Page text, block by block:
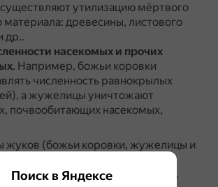
утилизацию мёртвого
материала: древесины, листового
др..
насекомых и прочих
. Например, божьи коровки
численность равнокрылых
а жужелицы уничтожают
почвообитающих насекомых,
жуков (божьи коровки, жужелицы и
в биологической борьбе с
видами беспозвоночных.
Поиск в Яндексе